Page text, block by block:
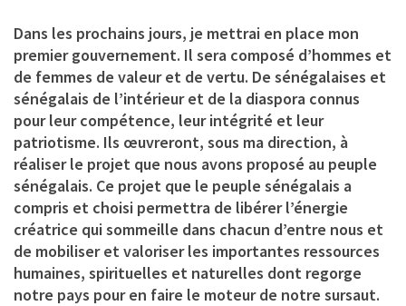
Dans les prochains jours, je mettrai en place mon
premier gouvernement. Il sera composé d’hommes et
de femmes de valeur et de vertu. De sénégalaises et
sénégalais de l’intérieur et de la diaspora connus
pour leur compétence, leur intégrité et leur
patriotisme. Ils œuvreront, sous ma direction, à
réaliser le projet que nous avons proposé au peuple
sénégalais. Ce projet que le peuple sénégalais a
compris et choisi permettra de libérer l’énergie
créatrice qui sommeille dans chacun d’entre nous et
de mobiliser et valoriser les importantes ressources
humaines, spirituelles et naturelles dont regorge
notre pays pour en faire le moteur de notre sursaut.